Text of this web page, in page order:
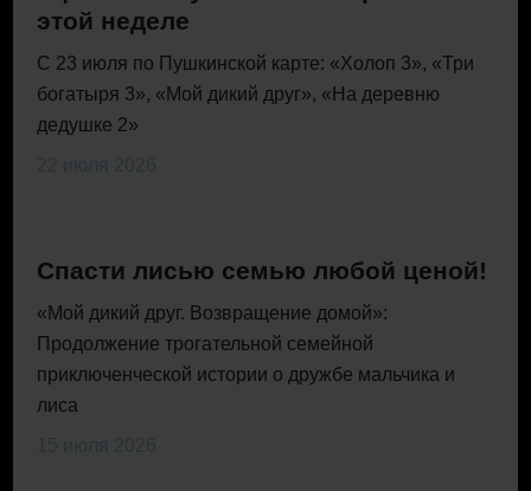
этой неделе
С 23 июля по Пушкинской карте: «Холоп 3», «Три
богатыря 3», «Мой дикий друг», «На деревню
дедушке 2»
Спасти лисью семью любой ценой!
«Мой дикий друг. Возвращение домой»:
Продолжение трогательной семейной
приключенческой истории о дружбе мальчика и
лиса